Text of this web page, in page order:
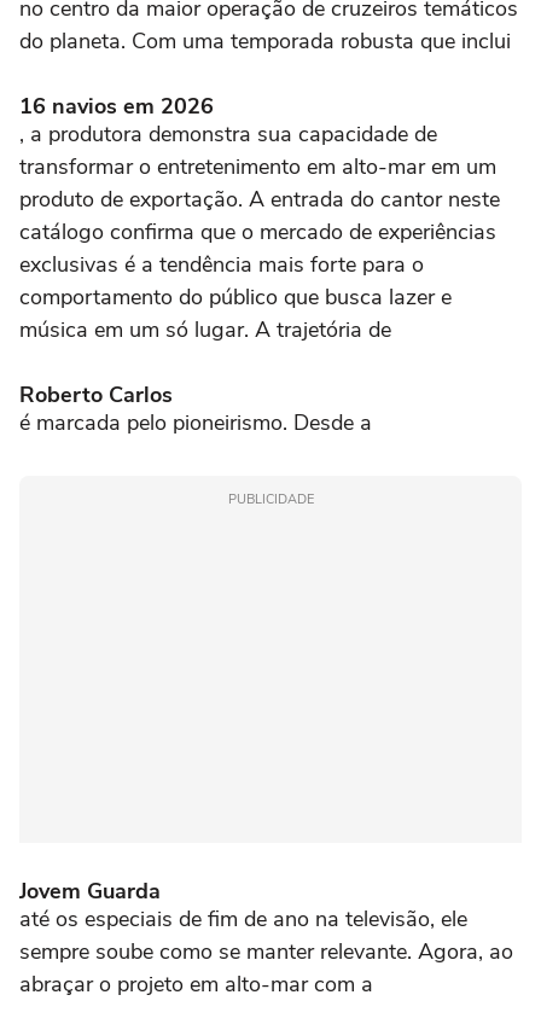
no centro da maior operação de cruzeiros temáticos
do planeta. Com uma temporada robusta que inclui
16 navios em 2026
, a produtora demonstra sua capacidade de
transformar o entretenimento em alto-mar em um
produto de exportação. A entrada do cantor neste
catálogo confirma que o mercado de experiências
exclusivas é a tendência mais forte para o
comportamento do público que busca lazer e
música em um só lugar. A trajetória de
Roberto Carlos
é marcada pelo pioneirismo. Desde a
PUBLICIDADE
Jovem Guarda
até os especiais de fim de ano na televisão, ele
sempre soube como se manter relevante. Agora, ao
abraçar o projeto em alto-mar com a